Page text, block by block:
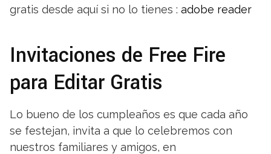
gratis desde aquí si no lo tienes : adobe reader
Invitaciones de Free Fire
para Editar Gratis
Lo bueno de los cumpleaños es que cada año
se festejan, invita a que lo celebremos con
nuestros familiares y amigos, en